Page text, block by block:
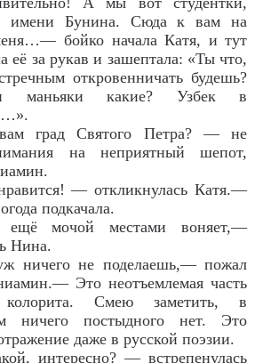
имени Бунина. Сюда к вам на
бойко начала Катя, и тут
её за рукав и зашептала: «Ты что,
откровенничать будешь?
маньяки какие? Узбек в
град Святого Петра? — не
на неприятный шепот,
— откликнулась Катя.—
подкачала.
мочой местами воняет,—
Нина.
ничего не поделаешь,— пожал
Это неотъемлемая часть
колорита. Смею заметить, в
ничего постыдного нет. Это
даже в русской поэзии.
интересно? — встрепенулась